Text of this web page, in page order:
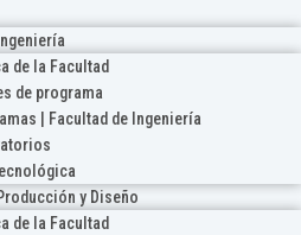
de la Facultad
de programa
| Facultad de Ingeniería
y Diseño
de la Facultad